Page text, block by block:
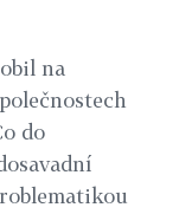
na
do